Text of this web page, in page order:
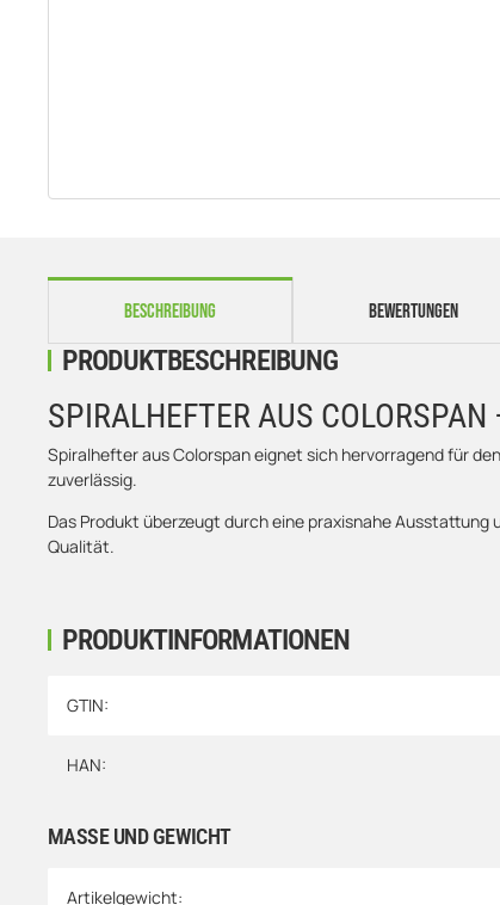
BESCHREIBUNG BEWERTUNGEN
PRODUKTINFORMATIONEN
Produkteigenschaft
Wert
GTIN:
HAN:
MASSE UND GEWICHT
Artikelgewicht:
PRODUKTBESCHREIBUNG
SPIRALHEFTER AUS
Spiralhefter aus Colorspan eignet sich hervorragend für
zuverlässig.
Das Produkt überzeugt durch eine praxisnahe
Qualität.